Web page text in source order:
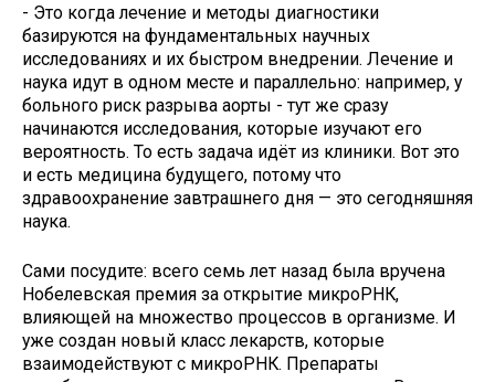
- Это когда лечение и методы диагностики
базируются на фундаментальных научных
исследованиях и их быстром внедрении. Лечение и
наука идут в одном месте и параллельно: например, у
больного риск разрыва аорты - тут же сразу
начинаются исследования, которые изучают его
вероятность. То есть задача идёт из клиники. Вот это
и есть медицина будущего, потому что
здравоохранение завтрашнего дня — это сегодняшняя
наука.
Сами посудите: всего семь лет назад была вручена
Нобелевская премия за открытие микроРНК,
влияющей на множество процессов в организме. И
уже создан новый класс лекарств, которые
взаимодействуют с микроРНК. Препараты